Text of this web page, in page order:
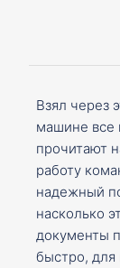
Взял через
машине все
прочитают
работу
надежный
насколько
документы
быстро, для